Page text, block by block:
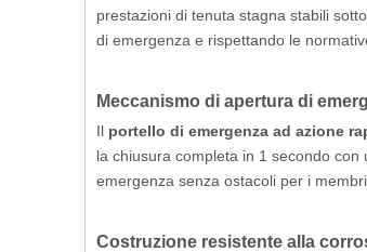
prestazioni di tenuta stagna stabili
di emergenza e rispettando le
Meccanismo di apertura di
Il portello di emergenza ad azione
la chiusura completa in 1 secondo
emergenza senza ostacoli per i
Costruzione resistente alla